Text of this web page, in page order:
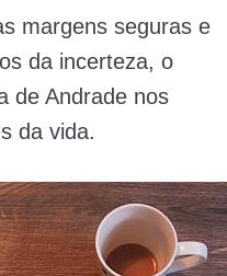
margens seguras e
da incerteza, o
de Andrade nos
da vida.